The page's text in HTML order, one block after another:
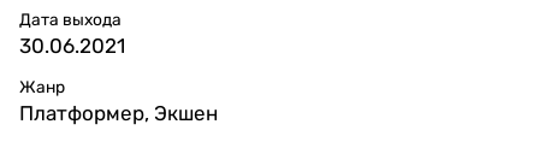
Дата выхода
30.06.2021
Жанр
Платформер, Экшен